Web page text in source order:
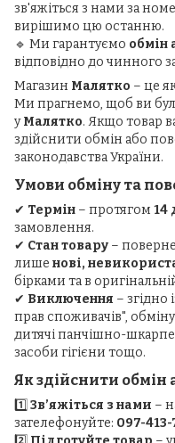
зв'яжіться з нами за
вирішимо цю останню.
🔹 Ми гарантуємо обмін
відповідно до чинного
Магазин Малятко – це
Ми прагнемо, щоб ви
уМалятко. Якщо товар
здійснити обмін або
законодавства України.
Умови обміну та
✔ Термін – протягом 14
замовлення.
✔ Стан товару –
лише нові,
бірками та в
✔ Виключення – згідно
прав споживачів",
дитячі панчішно-
засоби гігієни тощо.
Як здійснити обмін
1️⃣ Зв’яжіться з нами –
зателефонуйте: 097-